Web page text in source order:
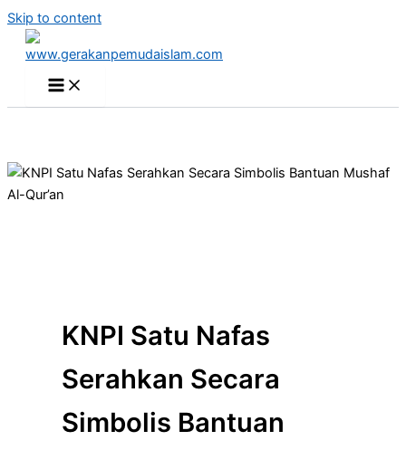
Skip to content
KNPI Satu Nafas
Serahkan Secara
Simbolis Bantuan